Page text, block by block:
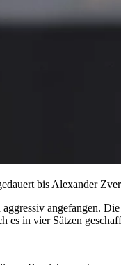
bis Alexander
aggressiv angefangen.
es in vier Sätzen